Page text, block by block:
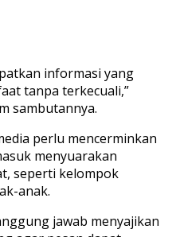
informasi yang
tanpa terkecuali,”
sambutannya.
perlu mencerminkan
menyuarakan
seperti kelompok
anak.
jawab menyajikan